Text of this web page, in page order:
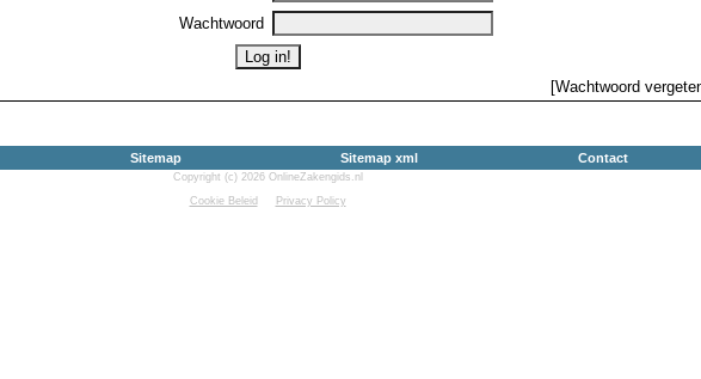
Wachtwoord
[Wachtwoord
Sitemap Sitemap xml Contact
Copyright (c) 2026 OnlineZakengids.nl
Cookie Beleid
Privacy Policy